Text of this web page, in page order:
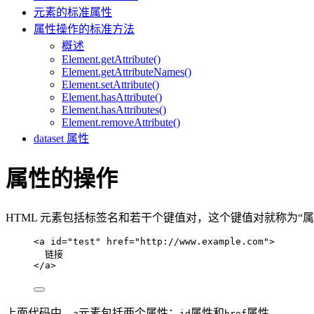
元素的标准属性
属性操作的标准方法
概述
Element.getAttribute()
Element.getAttributeNames()
Element.setAttribute()
Element.hasAttribute()
Element.hasAttributes()
Element.removeAttribute()
dataset 属性
属性的操作
HTML 元素包括标签名和若干个键值对，这个键值对就称为“属
<a id="test " href=" http://www.example.com">
链接
</a>